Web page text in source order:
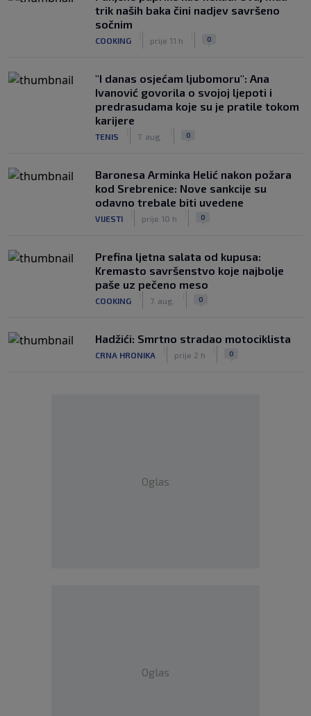
trik naših baka čini nadjev savršeno
sočnim
COOKING prije 11 h 0
"I danas osjećam ljubomoru": Ana
Ivanović govorila o svojoj ljepoti i
predrasudama koje su je pratile tokom
karijere
TENIS 7. aug. 0
Baronesa Arminka Helić nakon požara
kod Srebrenice: Nove sankcije su
odavno trebale biti uvedene
VIJESTI prije 10 h 0
Prefina ljetna salata od kupusa:
Kremasto savršenstvo koje najbolje
paše uz pečeno meso
COOKING 7. aug. 0
Hadžići: Smrtno stradao motociklista
CRNA HRONIKA prije 2 h 0
Oglas
Oglas